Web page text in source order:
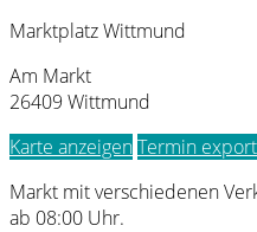
Marktplatz Wittmund
Am Markt
26409 Wittmund
Karte anzeigenTermin
Markt mit verschiedenen
ab 08:00 Uhr.